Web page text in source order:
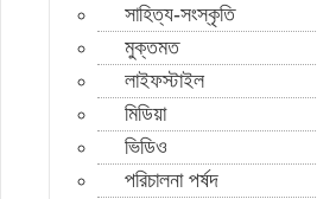
সাহিত্য-সংস্কৃতি
মুক্তমত
লাইফস্টাইল
মিডিয়া
ভিডিও
পরিচালনা পর্ষদ